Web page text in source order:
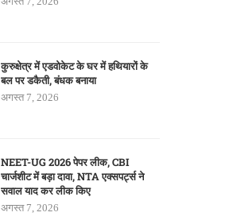
कुरुक्षेत्र में एडवोकेट के घर में हथियारों के
बल पर डकैती, बंधक बनाया
अगस्त 7, 2026
NEET-UG 2026 पेपर लीक, CBI
चार्जशीट में बड़ा दावा, NTA एक्सपर्ट्स ने
सवाल याद कर लीक किए
अगस्त 7, 2026